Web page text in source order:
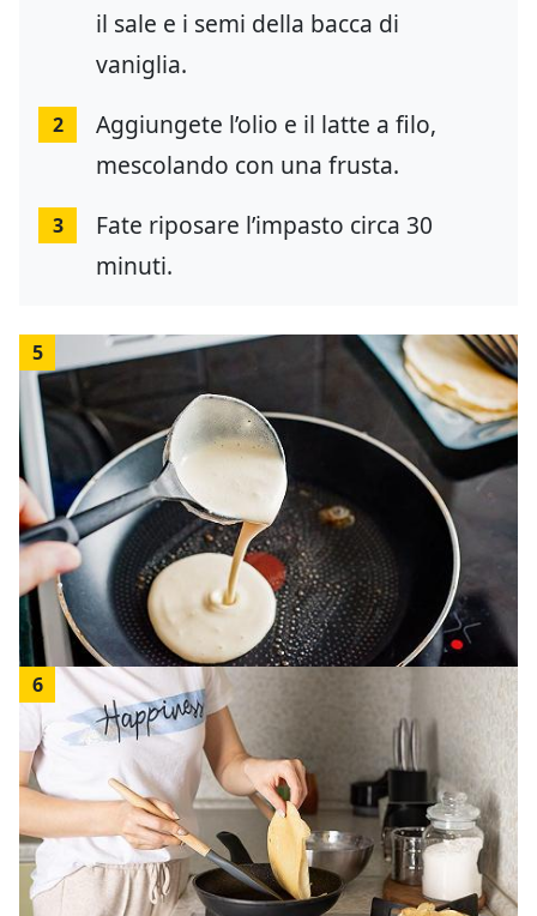
il sale e i semi della bacca di
vaniglia.
2
Aggiungete l’olio e il latte a filo,
mescolando con una frusta.
3
Fate riposare l’impasto circa 30
minuti.
5
6